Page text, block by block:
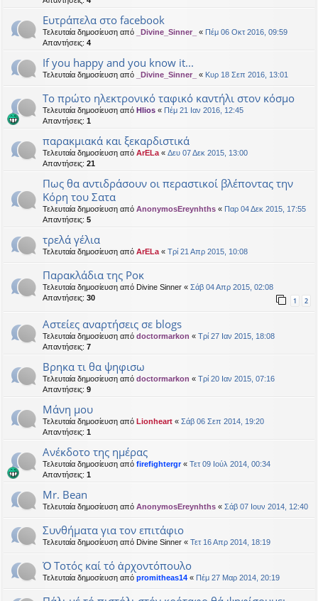
Ευτράπελα στο facebook
Τελευταία δημοσίευση από _Divine_Sinner_ « Πέμ 06 Οκτ 2016, 09:59
Απαντήσεις: 4
If you happy and you know it...
Τελευταία δημοσίευση από _Divine_Sinner_ « Κυρ 18 Σεπ 2016, 13:01
Το πρώτο ηλεκτρονικό ταφικό καντήλι στον κόσμο
Τελευταία δημοσίευση από Hlios « Πέμ 21 Ιαν 2016, 12:45
Απαντήσεις: 1
παρακμιακά και ξεκαρδιστικά
Τελευταία δημοσίευση από ArELa « Δευ 07 Δεκ 2015, 13:00
Απαντήσεις: 21
Πως θα αντιδράσουν οι περαστικοί βλέποντας την
Κόρη του Σατα
Τελευταία δημοσίευση από AnonymosEreynhths « Παρ 04 Δεκ 2015, 17:55
Απαντήσεις: 5
τρελά γέλια
Τελευταία δημοσίευση από ArELa « Τρί 21 Απρ 2015, 10:08
Παρακλάδια της Ροκ
Τελευταία δημοσίευση από Divine Sinner « Σάβ 04 Απρ 2015, 02:08
Απαντήσεις: 30 1 2
Αστείες αναρτήσεις σε blogs
Τελευταία δημοσίευση από doctormarkon « Τρί 27 Ιαν 2015, 18:08
Απαντήσεις: 7
Βρηκα τι θα ψηφισω
Τελευταία δημοσίευση από doctormarkon « Τρί 20 Ιαν 2015, 07:16
Απαντήσεις: 9
Μάνη μου
Τελευταία δημοσίευση από Lionheart « Σάβ 06 Σεπ 2014, 19:20
Απαντήσεις: 1
Aνέκδοτο της ημέρας
Τελευταία δημοσίευση από firefightergr« Τετ 09 Ιούλ 2014, 00:34
Απαντήσεις: 1
Mr. Bean
Τελευταία δημοσίευση από AnonymosEreynhths « Σάβ 07 Ιουν 2014, 12:40
Συνθήματα για τον επιτάφιο
Τελευταία δημοσίευση από Divine Sinner « Τετ 16 Απρ 2014, 18:19
Ὀ Τοτός καί τό ἀρχοντόπουλο
Τελευταία δημοσίευση από promitheas14 « Πέμ 27 Μαρ 2014, 20:19